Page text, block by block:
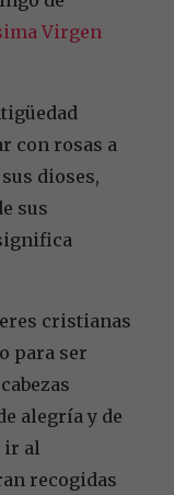
Virgen
con rosas a
dioses,
sus
cristianas
para ser
alegría y de
ir al
recogidas